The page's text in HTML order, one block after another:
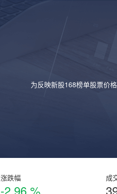
为反映新股168榜单股票价
涨跌幅
-2.96 %
成